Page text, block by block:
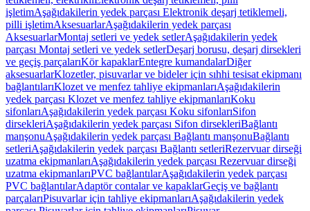
işletimAşağıdakilerin yedek parçası Elektronik deşarj tetiklemeli,
pilli işletimAksesuarlarAşağıdakilerin yedek parçası
AksesuarlarMontaj setleri ve yedek setlerAşağıdakilerin yedek
parçası Montaj setleri ve yedek setlerDeşarj borusu, deşarj dirsekleri
ve geçiş parçalarıKör kapaklarEntegre kumandalarDiğer
aksesuarlarKlozetler, pisuvarlar ve bideler için sıhhi tesisat ekipmanı
bağlantılarıKlozet ve menfez tahliye ekipmanlarıAşağıdakilerin
yedek parçası Klozet ve menfez tahliye ekipmanlarıKoku
sifonlarıAşağıdakilerin yedek parçası Koku sifonlarıSifon
dirsekleriAşağıdakilerin yedek parçası Sifon dirsekleriBağlantı
manşonuAşağıdakilerin yedek parçası Bağlantı manşonuBağlantı
setleriAşağıdakilerin yedek parçası Bağlantı setleriRezervuar dirseği
uzatma ekipmanlarıAşağıdakilerin yedek parçası Rezervuar dirseği
uzatma ekipmanlarıPVC bağlantılarAşağıdakilerin yedek parçası
PVC bağlantılarAdaptör contalar ve kapaklarGeçiş ve bağlantı
parçalarıPisuvarlar için tahliye ekipmanlarıAşağıdakilerin yedek